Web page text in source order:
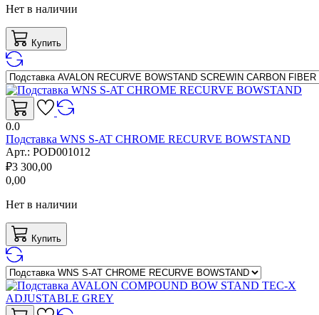
Нет в наличии
Купить
0.0
Подставка WNS S-AT CHROME RECURVE BOWSTAND
Арт.: POD001012
₽3 300,00
0,00
Нет в наличии
Купить